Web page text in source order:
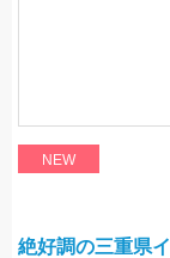
NEW
絶好調の三重県